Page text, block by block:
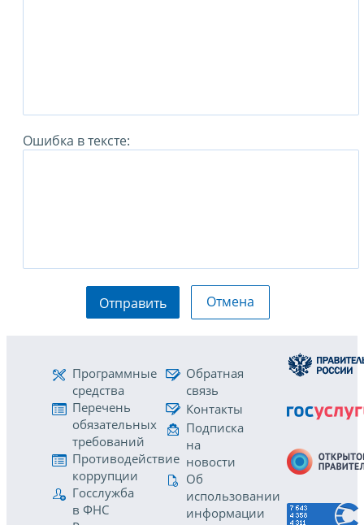
Ошибка в тексте:
Отправить Отмена
Программные
средства
Перечень
обязательных
требований
Противодействие
коррупции
Госслужба
в ФНС
Обратная
связь
Контакты
Подписка
на
новости
Об
использовании
информации